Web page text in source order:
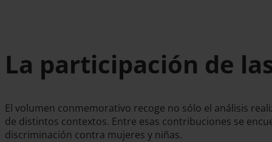
La participación de
El volumen conmemorativo recoge no sólo el análisis
de distintos contextos. Entre esas contribuciones se
discriminación contra mujeres y niñas.